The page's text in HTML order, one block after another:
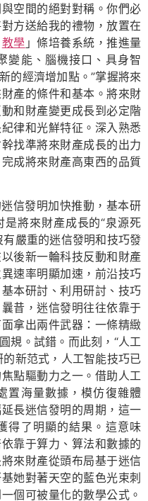
空間的絕對對稱。你們必
方送給我的禮物，放置在
教學 」條培養系統，推進量
變能、腦機接口、具身智
的經濟增加點。”掌握將來
產的條件和基本。將來財
和財產變更成長到必定階
律和光鮮特征。深入熟悉
找準將來財產成長的出力
成將來財產高東西的品質
信發明加快推動，基本研
將來財產成長的“泉源死
嚴重的迷信發明和技巧發
後新一輪科技反動和財產
速率明顯加速，前沿技巧
本研討、利用研討、技巧
昔，迷信發明往往依靠于
拿出兩件武器：一條精緻
規。試錯。而此刻，“人工
新范式，人工智能技巧已
點驅動力之一。借助人工
置海量數據，模仿復雜體
長迷信發明的周期，這一
得了明顯的結果。這意味
靠于算力、算法和數據的
來財產從頭布局基于迷信
她對著天空的藍色光束刺
個可被量化的數學公式。